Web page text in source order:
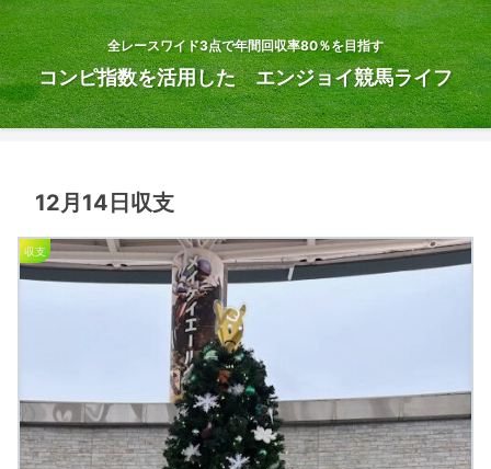
全レースワイド3点で年間回収率80％を目指す
コンピ指数を活用した エンジョイ競馬ライフ
12月14日収支
収支